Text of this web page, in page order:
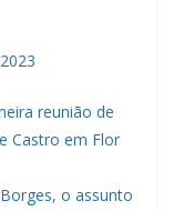
reunião de
Castro em Flor
o assunto